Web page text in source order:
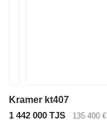
Kramer kt407
1 442 000 TJS
135 400 €